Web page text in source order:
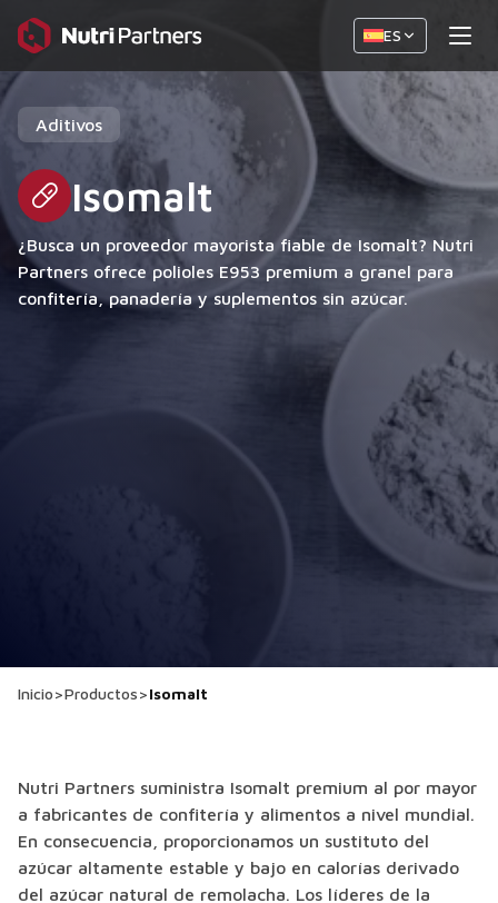
ES
Aditivos
Isomalt
¿Busca un proveedor mayorista fiable de Isomalt? Nutri
Partners ofrece polioles E953 premium a granel para
confitería, panadería y suplementos sin azúcar.
Inicio>Productos>Isomalt
Nutri Partners suministra Isomalt premium al por mayor
a fabricantes de confitería y alimentos a nivel mundial.
En consecuencia, proporcionamos un sustituto del
azúcar altamente estable y bajo en calorías derivado
del azúcar natural de remolacha. Los líderes de la